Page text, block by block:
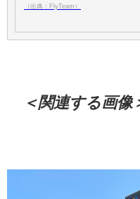
（出典：FlyTeam）
＜関連する画像